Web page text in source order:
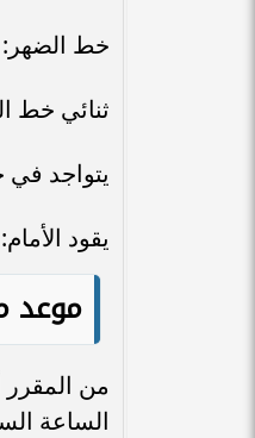
خط
ثنائي خط
يتواجد
يقود
موعد
الساعة